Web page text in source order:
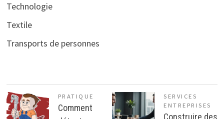
Technologie
Textile
Transports de personnes
PRATIQUE
Comment
SERVICES
ENTREPRISES